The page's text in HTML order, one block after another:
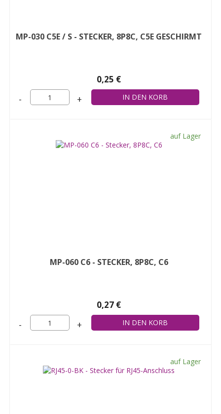
MP-030 C5E / S - STECKER, 8P8C, C5E GESCHIRMT
0,25 €
- +
auf Lager
MP-060 C6 - STECKER, 8P8C, C6
0,27 €
- +
auf Lager